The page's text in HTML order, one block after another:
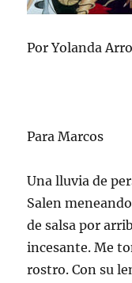
Por Yolanda
Para Marcos
Una lluvia de
Salen
de salsa por
incesante. Me
rostro. Con su